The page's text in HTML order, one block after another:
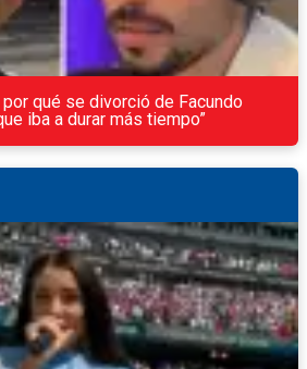
qué se divorció de Facundo
iba a durar más tiempo”